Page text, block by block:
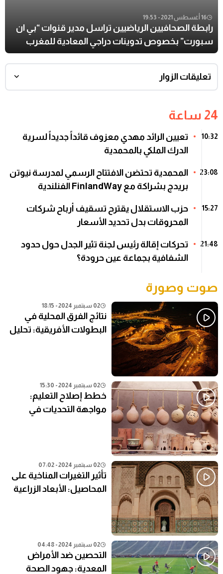
16 أغسطس 2021 - 19:53
رابطة الصحافيين الرياضيين تراسل مدير قنوات “بي ان
سبورت” بخصوص تدوينات دراجي المعادية للمغرب
تعليقات الزوار
24 ساعة
10:32
تعيين الرائد مهدي معزوف قائداً جديداً لسرية
الدرك الملكي بالمحمدية
23:08
المحمدية تحتضن الافتتاح الرسمي لمدرسة نيوتن
بريدج بشراكة مع FinlandWay الفنلندية
15:27
حزب الاستقلال يقترح تسقيف أرباح شركات
المحروقات بدل تحديد الأسعار
21:48
تحركات إقالة رئيس لجنة تثير الجدل حول حدود
الشفافية بجماعة عين حرودة؟
صوت وصورة
02 سبتمبر 2024 - 18:15
نتائج الفرق المحلية في
البطولات الأفريقية: تحليل
02 سبتمبر 2024 - 15:30
خطط إصلاح التعليم:
مواجهة التحديات في
02 سبتمبر 2024 - 07:02
تأثير التغيرات المناخية على
المحاصيل: الأبعاد الزراعية
02 سبتمبر 2024 - 04:48
التحصين ضد الأمراض
المعدية: جهود الصحة